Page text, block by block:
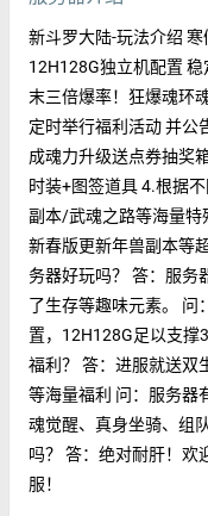
新斗罗大陆-玩法介绍
12H128G独立机配置
末三倍爆率！狂爆魂环
定时举行福利活动 并公
成魂力升级送点券抽奖
时装+图签道具 4.根据
副本/武魂之路等海量特
新春版更新年兽副本等
务器好玩吗？ 答：服务
了生存等趣味元素。 问
置，12H128G足以支撑
福利？ 答：进服就送双
等海量福利 问：服务器
魂觉醒、真身坐骑、组
吗？ 答：绝对耐肝！欢
服！